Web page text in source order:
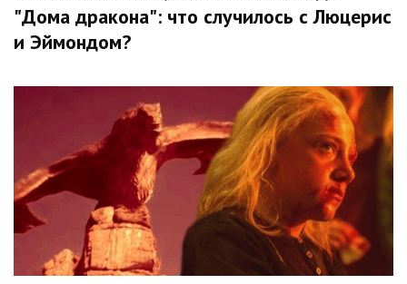
"Дома дракона": что случилось с Люцерис
и Эймондом?